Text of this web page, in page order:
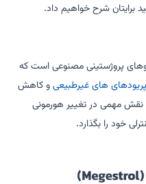
برایتان شرح خواهیم داد.
پروژستینی مصنوعی است که
پریودهای های غیرطبیعیو کاهش
نقش مهمی در تغییر هورمونی
خود را بگذارد.